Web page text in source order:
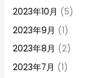
2023年10月 (5)
2023年9月 (1)
2023年8月 (2)
2023年7月 (1)